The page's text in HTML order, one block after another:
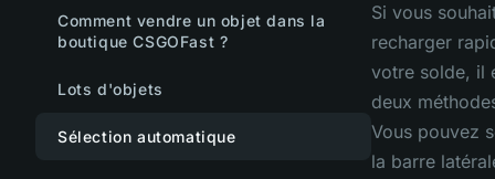
Comment vendre un objet dans la
boutique CSGOFast ?
Lots d'objets
Sélection automatique
Si vous
recharger
votre solde, il
deux
Vous pouvez
la barre